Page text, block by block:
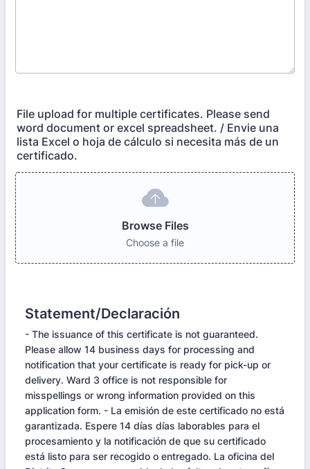
File upload for multiple certificates. Please send
word document or excel spreadsheet. / Envie una
lista Excel o hoja de cálculo si necesita más de un
certificado.
Browse Files
Choose a file
Statement/Declaración
- The issuance of this certificate is not guaranteed.
Please allow 14 business days for processing and
notification that your certificate is ready for pick-up or
delivery. Ward 3 office is not responsible for
misspellings or wrong information provided on this
application form. - La emisión de este certificado no está
garantizada. Espere 14 días días laborables para el
procesamiento y la notificación de que su certificado
está listo para ser recogido o entregado. La oficina del